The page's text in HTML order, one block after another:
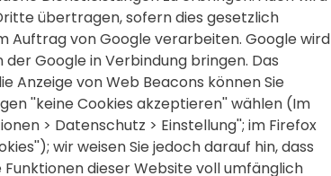
übertragen, sofern dies gesetzlich
Auftrag von Google verarbeiten. Google wird
Google in Verbindung bringen. Das
Anzeige von Web Beacons können Sie
''keine Cookies akzeptieren'' wählen (Im
> Datenschutz > Einstellung''; im Firefox
wir weisen Sie jedoch darauf hin, dass
dieser Website voll umfänglich